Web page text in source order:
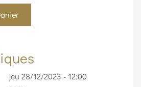
jeu 28/12/2023 - 12:00